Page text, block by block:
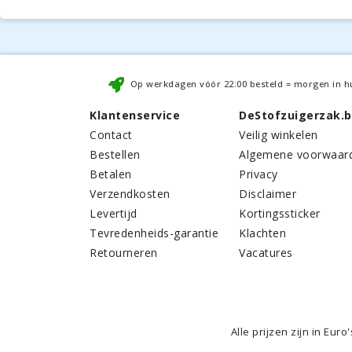
Op werkdagen vóór 22:00 besteld = morgen in
Klantenservice
Contact
Bestellen
Betalen
Verzendkosten
Levertijd
Tevredenheids-garantie
Retourneren
Veilig winkelen
Algemene
Privacy
Disclaimer
Kortingssticker
Klachten
Vacatures
Alle prijzen zijn in